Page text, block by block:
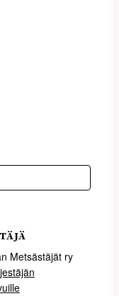
Metsästäjät ry